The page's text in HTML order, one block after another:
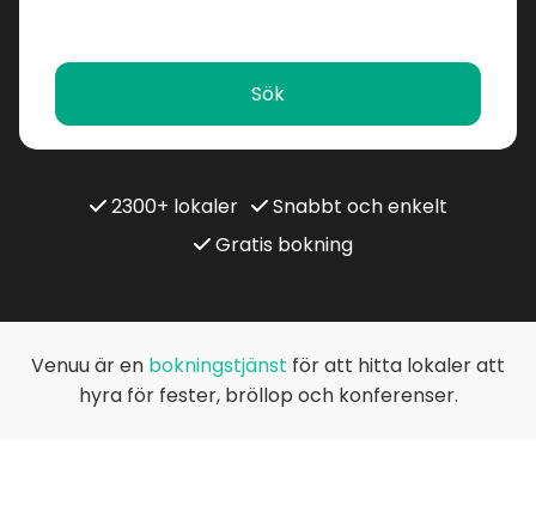
Sök
2300+ lokaler
Snabbt och enkelt
Gratis bokning
Venuu är en bokningstjänst för att hitta lokaler att
hyra för fester, bröllop och konferenser.